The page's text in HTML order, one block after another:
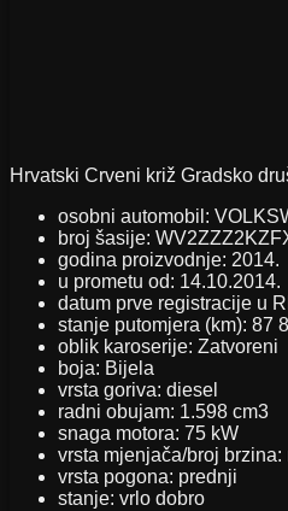
Hrvatski Crveni križ Gradsko
osobni automobil:
broj šasije:
godina proizvodnje: 2014.
u prometu od: 14.10.2014.
datum prve registracije u
stanje putomjera (km): 87
oblik karoserije: Zatvoreni
boja: Bijela
vrsta goriva: diesel
radni obujam: 1.598 cm3
snaga motora: 75 kW
vrsta mjenjača/broj
vrsta pogona: prednji
stanje: vrlo dobro